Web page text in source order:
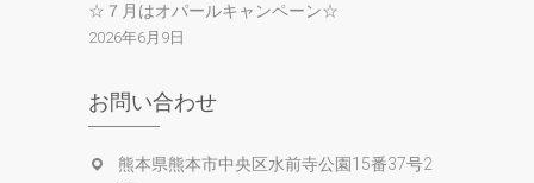
☆７月はオパールキャンペーン☆
2026年6月9日
お問い合わせ
熊本県熊本市中央区水前寺公園15番37号2